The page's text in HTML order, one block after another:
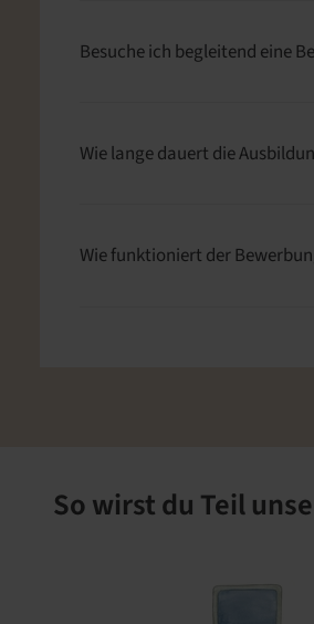
Besuche ich begleitend eine
Wie lange dauert die
Wie funktioniert der
So wirst du Teil